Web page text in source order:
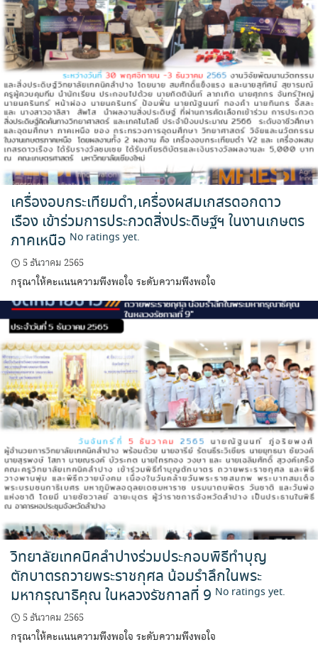
เครื่องอบกระเทียมดำ,เครื่องผสมเกสรดอกดาว
เรือง เข้าร่วมการประกวดสิ่งประดิษฐ์ฯ ในงานเกษตร
ภาคเหนือ No ratings yet.
5 ธันวาคม 2565
กรุณาให้คะแนนความพึงพอใจ ระดับความพึงพอใจ
วิทยาลัยเทคนิคลำปางร่วมประกอบพิธีทำบุญ
ตักบาตรถวายพระราชกุศล น้อมรำลึกในพระ
มหากรุณาธิคุณ ในหลวงรัชกาลที่ 9 No ratings yet.
5 ธันวาคม 2565
กรุณาให้คะแนนความพึงพอใจ ระดับความพึงพอใจ